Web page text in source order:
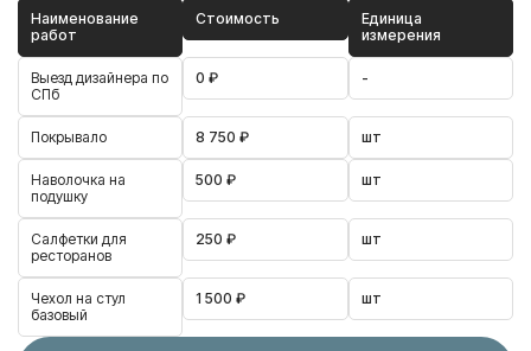
Наименование
работ
Стоимость
Единица
измерения
Выезд дизайнера по
СПб
0 ₽ -
Покрывало 8 750 ₽ шт
Наволочка на
подушку
500 ₽ шт
Салфетки для
ресторанов
250 ₽ шт
Чехол на стул
базовый
1 500 ₽ шт